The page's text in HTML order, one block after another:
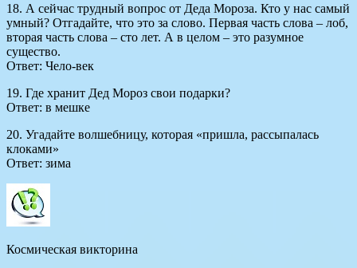
18. А сейчас трудный вопрос от Деда Мороза. Кто у нас самый
умный? Отгадайте, что это за слово. Первая часть слова – лоб,
вторая часть слова – сто лет. А в целом – это разумное
существо.
Ответ: Чело-век
19. Где хранит Дед Мороз свои подарки?
Ответ: в мешке
20. Угадайте волшебницу, которая «пришла, рассыпалась
клоками»
Ответ: зима
Космическая викторина